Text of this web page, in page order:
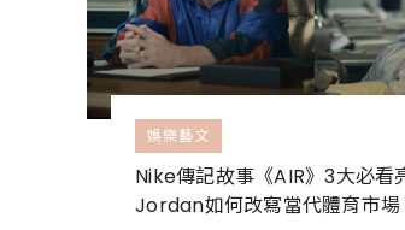
娛樂藝文
Nike傳記故事《AIR》3大必看
Jordan如何改寫當代體育市場